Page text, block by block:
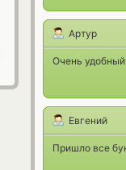
Артур
Очень
Евгений
Пришло все